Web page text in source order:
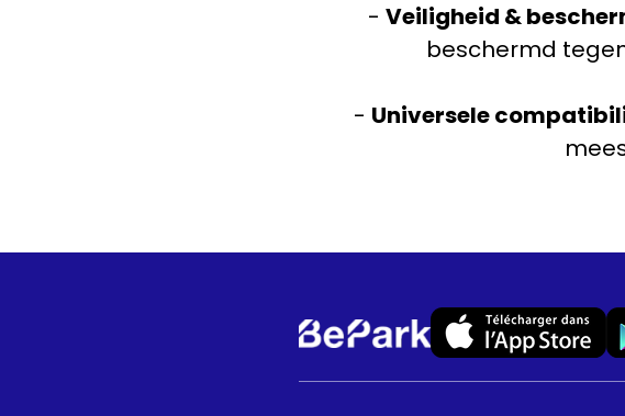
-Veiligheid &
beschermd
- Universele